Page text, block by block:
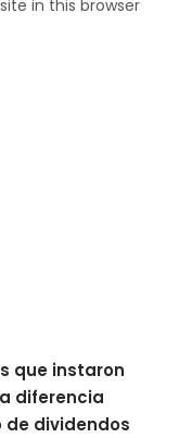
in this browser
que instaron
diferencia
de dividendos